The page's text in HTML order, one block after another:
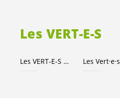
Les VERT-E-S
Les VERT-E-S Les Vert·e·s